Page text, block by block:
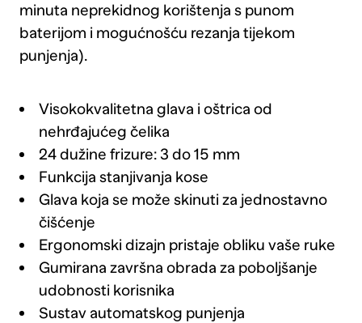
minuta neprekidnog korištenja s punom
baterijom i mogućnošću rezanja tijekom
punjenja).
Visokokvalitetna glava i oštrica od
nehrđajućeg čelika
24 dužine frizure: 3 do 15 mm
Funkcija stanjivanja kose
Glava koja se može skinuti za jednostavno
čišćenje
Ergonomski dizajn pristaje obliku vaše ruke
Gumirana završna obrada za poboljšanje
udobnosti korisnika
Sustav automatskog punjenja